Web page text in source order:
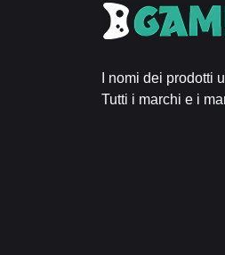
I nomi dei prodotti
Tutti i marchi e i